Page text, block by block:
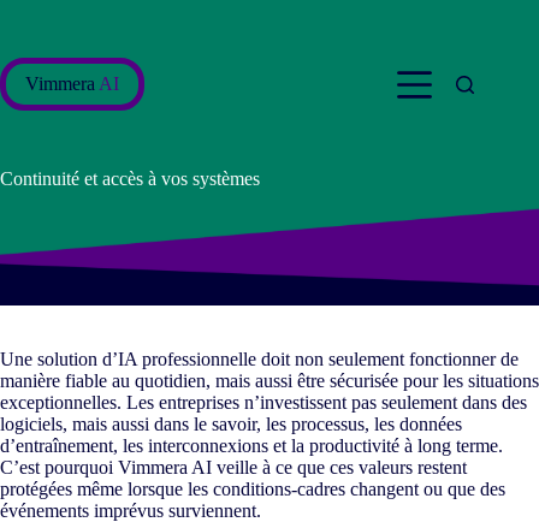
Vimmera AI
Continuité et accès à vos systèmes
Une solution d’IA professionnelle doit non seulement fonctionner de
manière fiable au quotidien, mais aussi être sécurisée pour les situations
exceptionnelles. Les entreprises n’investissent pas seulement dans des
logiciels, mais aussi dans le savoir, les processus, les données
d’entraînement, les interconnexions et la productivité à long terme.
C’est pourquoi Vimmera AI veille à ce que ces valeurs restent
protégées même lorsque les conditions-cadres changent ou que des
événements imprévus surviennent.